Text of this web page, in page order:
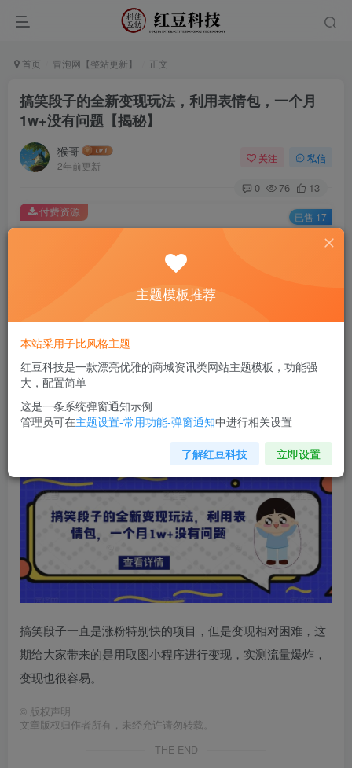
首页 冒泡网【整站更新】 正文
搞笑段子的全新变现玩法，利用表情包，一个月
1w+没有问题【揭秘】
猴哥
2年前更新
关注 私信
0 76 13
此内容为付费资源，请付费后查看
￥9.9
您当前未登录！建议登陆后购买，可保存购买订单
付费资源 已售 17
搞笑段子的全新变现玩法，利用表情包，一个月1w+没有问
搞笑段子一直是涨粉特别快的项目，但是变现相对困难，这
期给大家带来的是用取图小程序进行变现，实测流量爆炸，
变现也很容易。
© 版权声明
文章版权归作者所有，未经允许请勿转载。
THE END
主题模板推荐
本站采用子比风格主题
红豆科技是一款漂亮优雅的商城资讯类网站主题模板，功能强
大，配置简单
这是一条系统弹窗通知示例
管理员可在主题设置-常用功能-弹窗通知中进行相关设置
了解红豆科技 立即设置